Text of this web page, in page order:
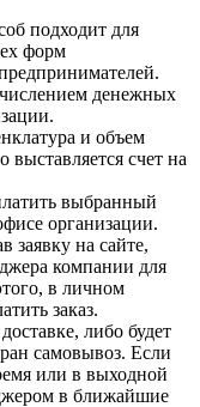
подходит для
форм
денежных
и объем
выставляется счет на
выбранный
организации.
заявку на сайте,
компании для
в личном
заказ.
либо будет
самовывоз. Если
или в выходной
в ближайшие